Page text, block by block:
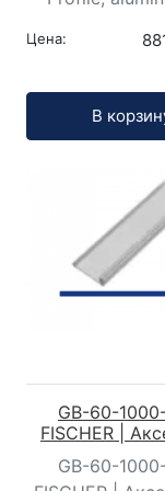
Цена:
В
GB-60-1000-
FISCHER |
GB-60-1000-